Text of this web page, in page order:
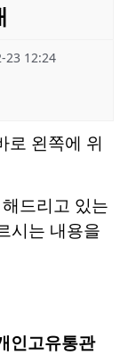
23 12:24
로 왼쪽에 위
드리고 있는
시는 내용을
인고유통관